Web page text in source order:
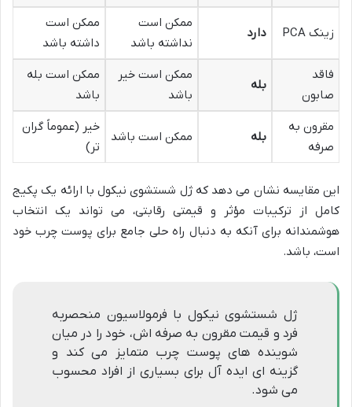
زینک PCA دارد
ممکن است
نداشته باشد
ممکن است
داشته باشد
فاقد
صابون
بله
ممکن است خیر
باشد
ممکن است بله
باشد
مقرون به
صرفه
بله ممکن است باشد
خیر (عموماً گران
تر)
این مقایسه نشان می دهد که ژل شستشوی نیکول با ارائه یک پکیج
کامل از ترکیبات مؤثر و قیمتی رقابتی، می تواند یک انتخاب
هوشمندانه برای آنکه به دنبال راه حلی جامع برای پوست چرب خود
است، باشد.
ژل شستشوی نیکول با فرمولاسیون منحصربه
فرد و قیمت مقرون به صرفه اش، خود را در میان
شوینده های پوست چرب متمایز می کند و
گزینه ای ایده آل برای بسیاری از افراد محسوب
می شود.